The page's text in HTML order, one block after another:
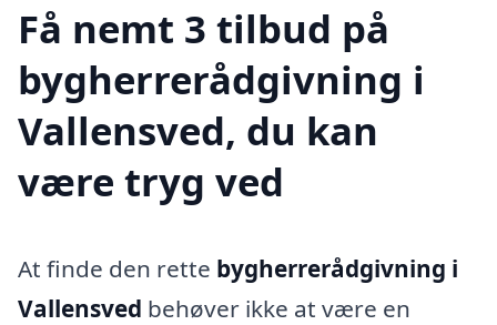
Få nemt 3 tilbud på
bygherrerådgivning i
Vallensved, du kan
være tryg ved
At finde den rette bygherrerådgivning i
Vallensved behøver ikke at være en